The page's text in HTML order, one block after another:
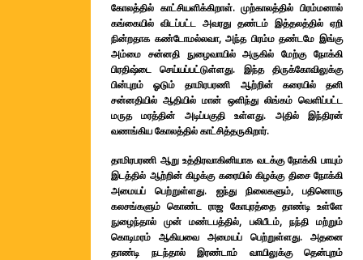
கோலத்தில் காட்சியளிக்கிறாள். முற்காலத்தில் பிரம்மனால்
கங்கையில் விடப்பட்ட அவரது தண்டம் இத்தலத்தில் ஏறி
நின்றதாக கண்டோமல்லவா, அந்த பிரம்ம தண்டமே இங்கு
அம்மை சன்னதி நுழைவாயில் அருகில் மேற்கு நோக்கி
பிரதிஷ்டை செய்யப்பட்டுள்ளது. இந்த திருக்கோவிலுக்கு
பின்புறம் ஓடும் தாமிரபரணி ஆற்றின் கரையில் தனி
சன்னதியில் ஆதியில் மான் ஒளிந்து லிங்கம் வெளிப்பட்ட
மருத மரத்தின் அடிப்பகுதி உள்ளது. அதில் இந்திரன்
வணங்கிய கோலத்தில் காட்சித்தருகிறார்.
தாமிரபரணி ஆறு உத்திரவாகினியாக வடக்கு நோக்கி பாயும்
இடத்தில் ஆற்றின் கிழக்கு கரையில் கிழக்கு திசை நோக்கி
அமையப் பெற்றுள்ளது. ஐந்து நிலைகளும், பதினொரு
கலசங்களும் கொண்ட ராஜ கோபுரத்தை தாண்டி உள்ளே
நுழைந்தால் முன் மண்டபத்தில், பலிபீடம், நந்தி மற்றும்
கொடிமரம் ஆகியவை அமையப் பெற்றுள்ளது. அதனை
தாண்டி நடந்தால் இரண்டாம் வாயிலுக்கு தென்புறம்